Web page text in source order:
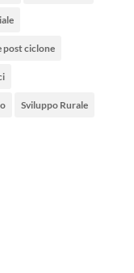
post ciclone
Sviluppo Rurale